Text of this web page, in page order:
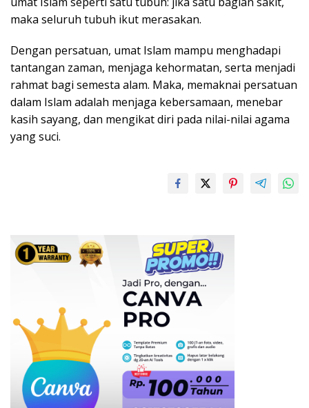
maka seluruh tubuh ikut merasakan.
Dengan persatuan, umat Islam mampu menghadapi
tantangan zaman, menjaga kehormatan, serta menjadi
rahmat bagi semesta alam. Maka, memaknai persatuan
dalam Islam adalah menjaga kebersamaan, menebar
kasih sayang, dan mengikat diri pada nilai-nilai agama
yang suci.